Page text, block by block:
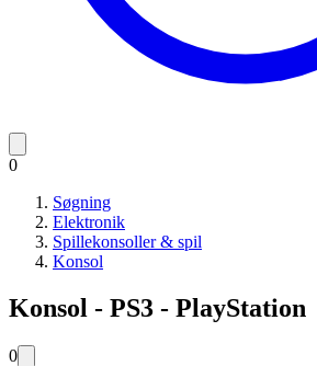
0
Søgning
Elektronik
Spillekonsoller & spil
Konsol
Konsol - PS3 - PlayStation
0